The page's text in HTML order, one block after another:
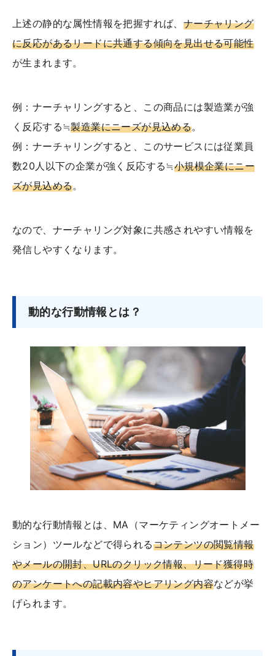
上述の静的な属性情報を把握すれば、 ナーチャリング
に反応があるリードに共通する傾向を見出せる可能性
が生まれます。
例：ナーチャリングすると、この商品には製造業が強
く反応する≒製造業にニーズが見込める。
例：ナーチャリングすると、このサービスには従業員
数20人以下の企業が強く反応する≒小規模企業にニー
ズが見込める。
なので、ナーチャリング対象に共感されやすい情報を
発信しやすくなります。
動的な行動情報とは？
動的な行動情報とは、MA（マーケティングオートメー
ション）ツールなどで得られるコンテンツの閲覧情報
やメールの開封、URLのクリック情報、リード獲得時
のアンケートへの記載内容やヒアリング内容などが挙
げられます。